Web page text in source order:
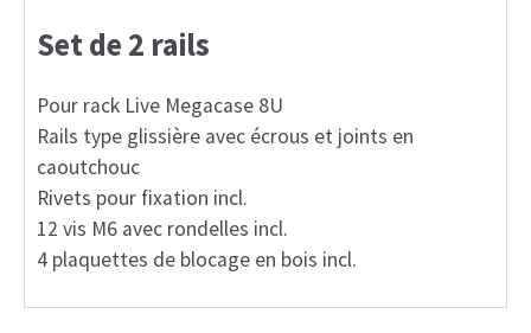
Set de 2 rails
Pour rack Live Megacase 8U
Rails type glissière avec écrous et joints en
caoutchouc
Rivets pour fixation incl.
12 vis M6 avec rondelles incl.
4 plaquettes de blocage en bois incl.